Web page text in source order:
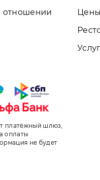
отношении
платёжный шлюз,
оплаты
не будет